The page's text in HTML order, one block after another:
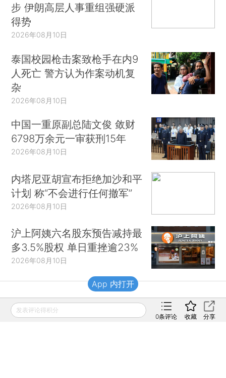
步 伊朗高层人事重组强硬派
得势
2026年08月10日
泰国校园枪击案致枪手在内9
人死亡 警方认为作案动机复
杂
2026年08月10日
中国一重原副总陆文俊 敛财
6798万余元一审获刑15年
2026年08月10日
内塔尼亚胡宣布拒绝加沙和平
计划 称“不会进行任何撤军”
2026年08月10日
沪上阿姨六名股东预告减持最
多3.5%股权 单日重挫逾23%
2026年08月10日
财新移动
发表评论得积分
0条评论 收藏 分享
App 内打开